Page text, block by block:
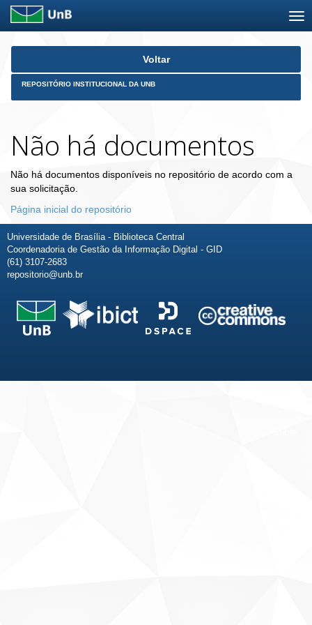
Skip
Voltar
REPOSITÓRIO INSTITUCIONAL DA UNB
Não há documentos
Não há documentos disponíveis no repositório de acordo com a
sua solicitação.
Página inicial do repositório
Universidade de Brasília - Biblioteca Central
Coordenadoria de Gestão da Informação Digital - GID
(61) 3107-2683
repositorio@unb.br